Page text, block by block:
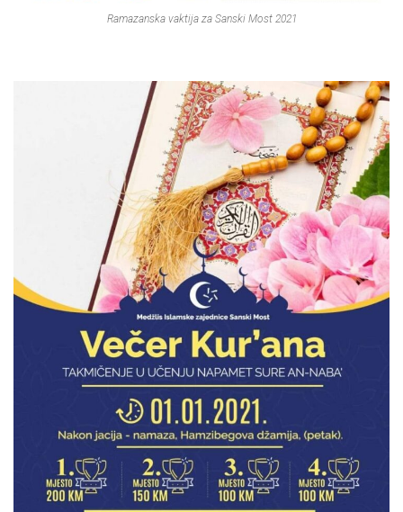
Ramazanska vaktija za Sanski Most 2021